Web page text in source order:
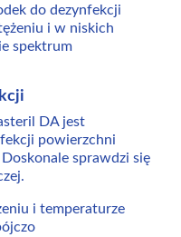
do dezynfekcji
i w niskich
spektrum
DA jest
powierzchni
sprawdzi się
i temperaturze